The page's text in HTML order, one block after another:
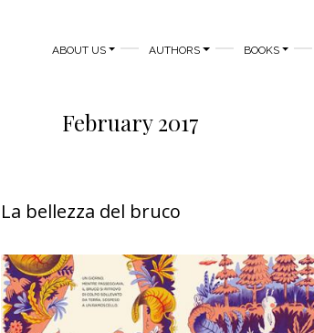
MAIN NAVIGATION
ABOUT US AUTHORS BOOKS
February 2017
La bellezza del bruco